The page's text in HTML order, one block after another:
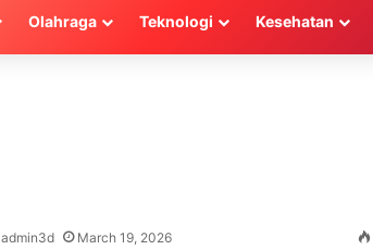
Olahraga Teknologi Kesehatan
admin3d March 19, 2026